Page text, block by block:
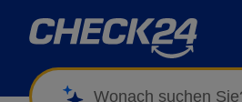
Wonach suchen